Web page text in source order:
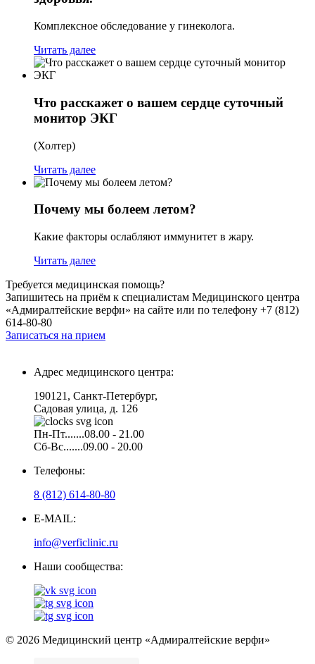
Комплексное обследование у гинеколога.
Читать далее
Что расскажет о вашем сердце суточный
монитор ЭКГ
(Холтер)
Читать далее
Почему мы болеем летом?
Какие факторы ослабляют иммунитет в жару.
Читать далее
Требуется медицинская помощь?
Запишитесь на приём к специалистам Медицинского центра
«Адмиралтейские верфи» на сайте или по телефону +7 (812)
614-80-80
Записаться на прием
Адрес медицинского центра:
190121, Санкт-Петербург,
Садовая улица, д. 126
Пн-Пт.......08.00 - 21.00
Сб-Вс.......09.00 - 20.00
Телефоны:
8 (812) 614-80-80
E-MAIL:
info@verficlinic.ru
Наши сообщества:
© 2026 Медицинский центр «Адмиралтейские верфи»